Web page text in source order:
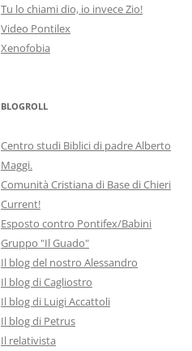
Tu lo chiami dio, io invece Zio!
Video Pontilex
Xenofobia
BLOGROLL
Centro studi Biblici di padre Alberto
Maggi.
Comunità Cristiana di Base di Chieri
Current!
Esposto contro Pontifex/Babini
Gruppo "Il Guado"
Il blog del nostro Alessandro
Il blog di Cagliostro
Il blog di Luigi Accattoli
Il blog di Petrus
Il relativista